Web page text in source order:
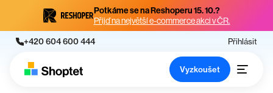
Potkáme se na Reshoperu 15. 10.?
Přijď na největší e-commerce akci v ČR.
+420 604 600 444 Přihlásit
Vyzkoušet